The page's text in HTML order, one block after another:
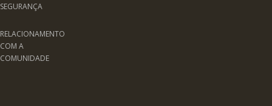
SEGURANÇA
RELACIONAMENTO
COM A
COMUNIDADE